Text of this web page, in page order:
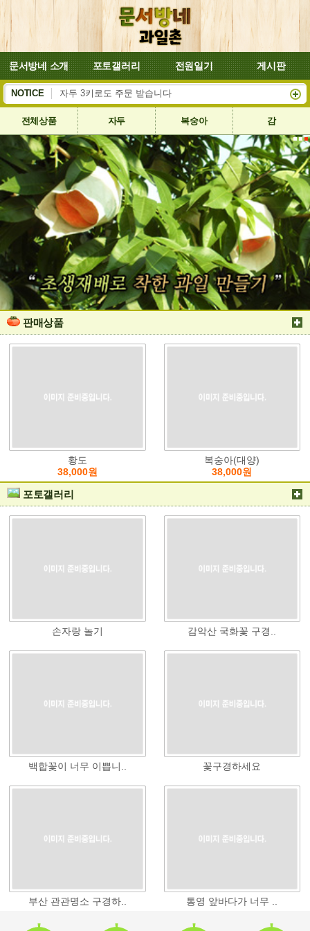
문서방네 소개 포토갤러리 전원일기 게시판
NOTICE 자두 3키로도 주문 받습니다
복숭아 대양이 잘 익어서 8월4일부터 배송합니다
전체상품 자두 복숭아 감
판매상품
황도
38,000원
복숭아(대양)
38,000원
포토갤러리
손자랑 놀기 감악산 국화꽃 구경..
백합꽃이 너무 이쁩니.. 꽃구경하세요
부산 관관명소 구경하.. 통영 앞바다가 너무 ..